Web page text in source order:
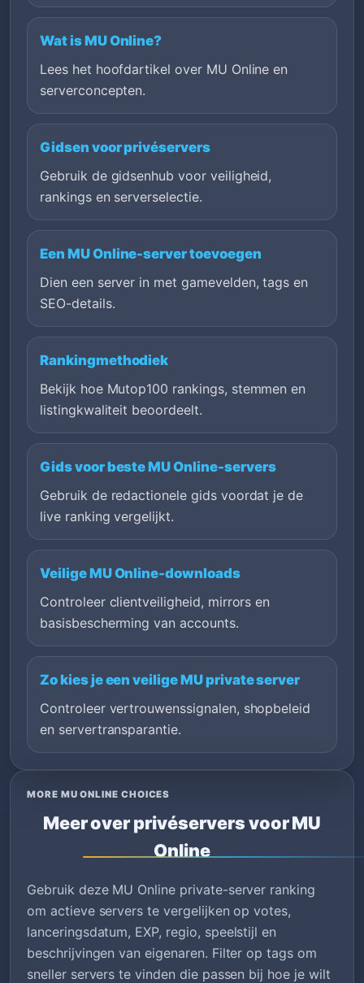
Wat is MU Online?
Lees het hoofdartikel over MU Online en
serverconcepten.
Gidsen voor privéservers
Gebruik de gidsenhub voor veiligheid,
rankings en serverselectie.
Een MU Online-server toevoegen
Dien een server in met gamevelden, tags en
SEO-details.
Rankingmethodiek
Bekijk hoe Mutop100 rankings, stemmen en
listingkwaliteit beoordeelt.
Gids voor beste MU Online-servers
Gebruik de redactionele gids voordat je de
live ranking vergelijkt.
Veilige MU Online-downloads
Controleer clientveiligheid, mirrors en
basisbescherming van accounts.
Zo kies je een veilige MU private server
Controleer vertrouwenssignalen, shopbeleid
en servertransparantie.
MORE MU ONLINE CHOICES
Meer over privéservers voor MU
Online
Gebruik deze MU Online private-server ranking
om actieve servers te vergelijken op votes,
lanceringsdatum, EXP, regio, speelstijl en
beschrijvingen van eigenaren. Filter op tags om
sneller servers te vinden die passen bij hoe je wilt